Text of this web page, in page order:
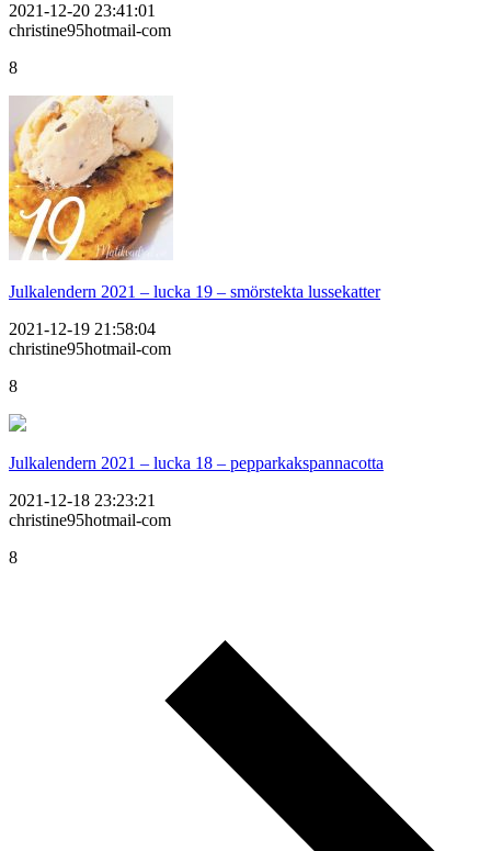
2021-12-20 23:41:01
christine95hotmail-com
8
Julkalendern 2021 – lucka 19 – smörstekta lussekatter
2021-12-19 21:58:04
christine95hotmail-com
8
Julkalendern 2021 – lucka 18 – pepparkakspannacotta
2021-12-18 23:23:21
christine95hotmail-com
8